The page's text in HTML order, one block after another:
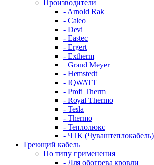
Производители
- Arnold Rak
- Caleo
- Devi
- Eastec
- Ergert
- Extherm
- Grand Meyer
- Hemstedt
- IQWATT
- Profi Therm
- Royal Thermo
- Tesla
- Thermo
- Теплолюкс
- ЧТК (Чуваштеплокабель)
Греющий кабель
По типу применения
- Для обогрева кровли